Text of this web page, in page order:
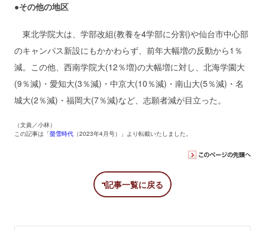
●その他の地区
東北学院大は、学部改組(教養を4学部に分割)や仙台市中心部
のキャンパス新設にもかかわらず、前年大幅増の反動から1％
減。この他、西南学院大(12％増)の大幅増に対し、北海学園大
(9％減)・愛知大(3％減)・中京大(10％減)・南山大(5％減)・名
城大(2％減)・福岡大(7％減)など、志願者減が目立った。
（文責／小林）
この記事は「螢雪時代 （2023年4月号）」より転載いたしました。
記事一覧に戻る